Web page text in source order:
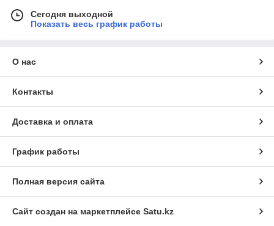
Сегодня выходной
Показать весь график работы
О нас
Контакты
Доставка и оплата
График работы
Полная версия сайта
Сайт создан на маркетплейсе Satu.kz